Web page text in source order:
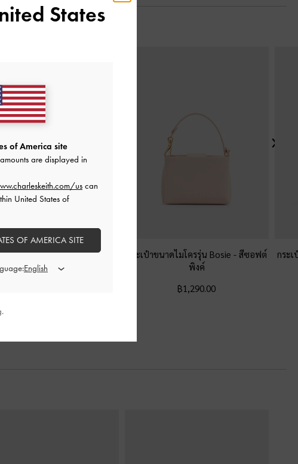
าสะพายไหล่ทรงสี่เหลี่ยมคางหมู
วตกแต่งด้วยโบว์รุ่น Hazel
กระเป๋าขนาดไมโครรุ่น Bosie - สีซอฟต์
พิงค์
฿1,290.00
กระ
States
of America site
are displayed in
us can
United States of
OF AMERICA SITE